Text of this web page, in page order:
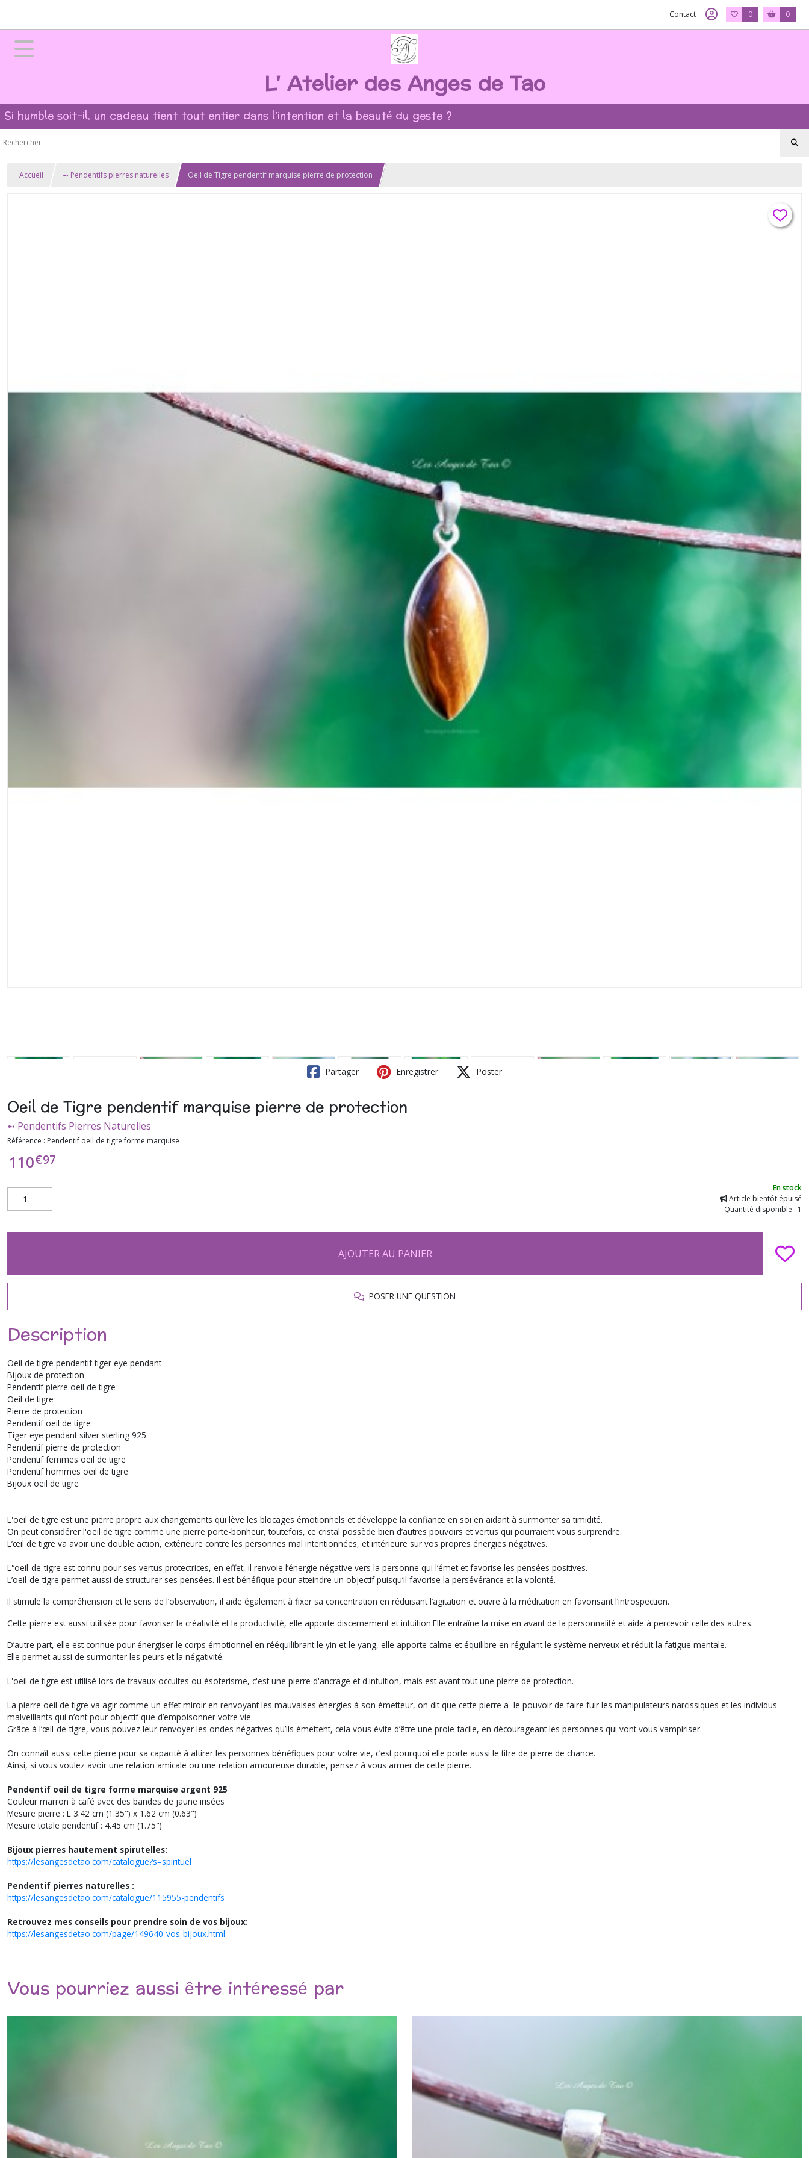
Contact 0 0
L' Atelier des Anges de Tao
Si humble soit-il, un cadeau tient tout entier dans l'intention et la beauté du geste ?
Accueil ➻ Pendentifs pierres naturelles Oeil de Tigre pendentif marquise pierre de protection
Partager Enregistrer Poster
Oeil de Tigre pendentif marquise pierre de protection
➻ Pendentifs Pierres Naturelles
Référence : Pendentif oeil de tigre forme marquise
110€97
En stock
Article bientôt épuisé
Quantité disponible : 1
AJOUTER AU PANIER
POSER UNE QUESTION
Description
Oeil de tigre pendentif tiger eye pendant
Bijoux de protection
Pendentif pierre oeil de tigre
Oeil de tigre
Pierre de protection
Pendentif oeil de tigre
Tiger eye pendant silver sterling 925
Pendentif pierre de protection
Pendentif femmes oeil de tigre
Pendentif hommes oeil de tigre
Bijoux oeil de tigre
L'oeil de tigre est une pierre propre aux changements qui lève les blocages émotionnels et développe la confiance en soi en aidant à surmonter sa timidité.
On peut considérer l'oeil de tigre comme une pierre porte-bonheur, toutefois, ce cristal possède bien d’autres pouvoirs et vertus qui pourraient vous surprendre.
L’œil de tigre va avoir une double action, extérieure contre les personnes mal intentionnées, et intérieure sur vos propres énergies négatives.
L'’oeil-de-tigre est connu pour ses vertus protectrices, en effet, il renvoie l’énergie négative vers la personne qui l’émet et favorise les pensées positives.
L’oeil-de-tigre permet aussi de structurer ses pensées. Il est bénéfique pour atteindre un objectif puisqu’il favorise la persévérance et la volonté.
Il stimule la compréhension et le sens de l’observation, il aide également à fixer sa concentration en réduisant l’agitation et ouvre à la méditation en favorisant l’introspection.
Cette pierre est aussi utilisée pour favoriser la créativité et la productivité, elle apporte discernement et intuition.Elle entraîne la mise en avant de la personnalité et aide à percevoir celle des autres.
D’autre part, elle est connue pour énergiser le corps émotionnel en rééquilibrant le yin et le yang, elle apporte calme et équilibre en régulant le système nerveux et réduit la fatigue mentale.
Elle permet aussi de surmonter les peurs et la négativité.
L'oeil de tigre est utilisé lors de travaux occultes ou ésoterisme, c'est une pierre d'ancrage et d'intuition, mais est avant tout une pierre de protection.
La pierre oeil de tigre va agir comme un effet miroir en renvoyant les mauvaises énergies à son émetteur, on dit que cette pierre a le pouvoir de faire fuir les manipulateurs narcissiques et les individus
malveillants qui n’ont pour objectif que d’empoisonner votre vie.
Grâce à l’œil-de-tigre, vous pouvez leur renvoyer les ondes négatives qu’ils émettent, cela vous évite d’être une proie facile, en décourageant les personnes qui vont vous vampiriser.
On connaît aussi cette pierre pour sa capacité à attirer les personnes bénéfiques pour votre vie, c’est pourquoi elle porte aussi le titre de pierre de chance.
Ainsi, si vous voulez avoir une relation amicale ou une relation amoureuse durable, pensez à vous armer de cette pierre.
Pendentif oeil de tigre forme marquise argent 925
Couleur marron à café avec des bandes de jaune irisées
Mesure pierre : L 3.42 cm (1.35") x 1.62 cm (0.63")
Mesure totale pendentif : 4.45 cm (1.75")
Bijoux pierres hautement spirutelles:
https://lesangesdetao.com/catalogue?s=spirituel
Pendentif pierres naturelles :
https://lesangesdetao.com/catalogue/115955-pendentifs
Retrouvez mes conseils pour prendre soin de vos bijoux:
https://lesangesdetao.com/page/149640-vos-bijoux.html
Vous pourriez aussi être intéressé par